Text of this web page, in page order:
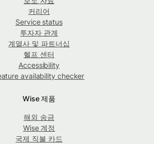
커리어
Service status
투자자 관계
계열사 및 파트너십
헬프 센터
Accessibility
availability checker
Wise 제품
해외 송금
Wise 계정
국제 직불 카드